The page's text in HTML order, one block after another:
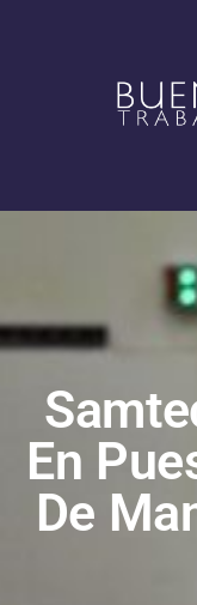
En
De